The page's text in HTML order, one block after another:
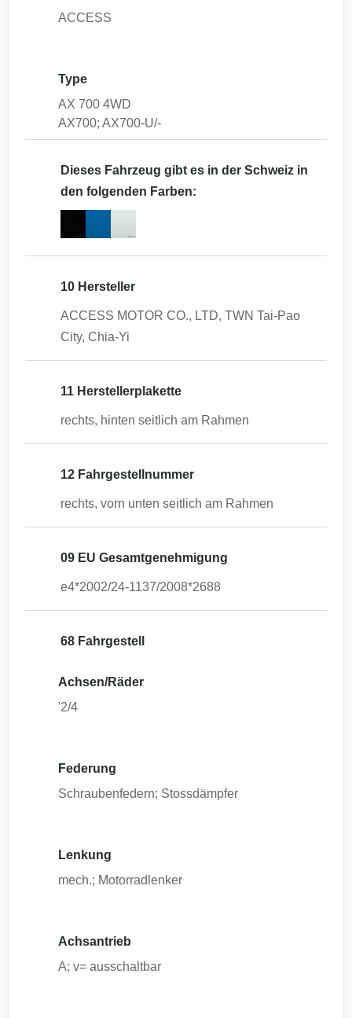
ACCESS
Type
AX 700 4WD
AX700; AX700-U/-
Dieses Fahrzeug gibt es in der Schweiz in
den folgenden Farben:
10 Hersteller
ACCESS MOTOR CO., LTD, TWN Tai-Pao
City, Chia-Yi
11 Herstellerplakette
rechts, hinten seitlich am Rahmen
12 Fahrgestellnummer
rechts, vorn unten seitlich am Rahmen
09 EU Gesamtgenehmigung
e4*2002/24-1137/2008*2688
68 Fahrgestell
Achsen/Räder
'2/4
Federung
Schraubenfedern; Stossdämpfer
Lenkung
mech.; Motorradlenker
Achsantrieb
A; v= ausschaltbar